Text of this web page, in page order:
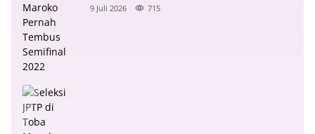
Semifinal 2022
9 Juli 2026 715